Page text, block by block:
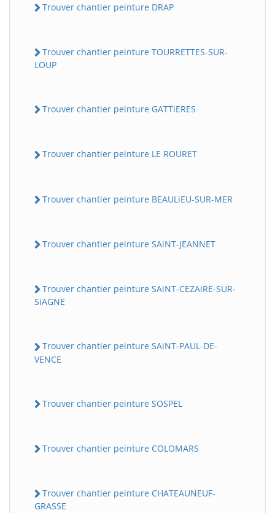
Trouver chantier peinture DRAP
Trouver chantier peinture TOURRETTES-SUR-
LOUP
Trouver chantier peinture GATTiERES
Trouver chantier peinture LE ROURET
Trouver chantier peinture BEAULiEU-SUR-MER
Trouver chantier peinture SAiNT-JEANNET
Trouver chantier peinture SAiNT-CEZAiRE-SUR-
SiAGNE
Trouver chantier peinture SAiNT-PAUL-DE-
VENCE
Trouver chantier peinture SOSPEL
Trouver chantier peinture COLOMARS
Trouver chantier peinture CHATEAUNEUF-
GRASSE